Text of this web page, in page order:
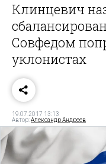
Клинцевич
Совфедом
уклонистах
19.07.2017 13:13
Автор:Александр Андреев